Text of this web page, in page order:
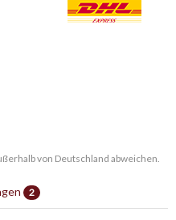
von Deutschland abweichen.
2